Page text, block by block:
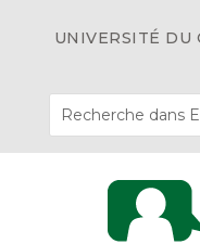
UNIVERSITÉ DU